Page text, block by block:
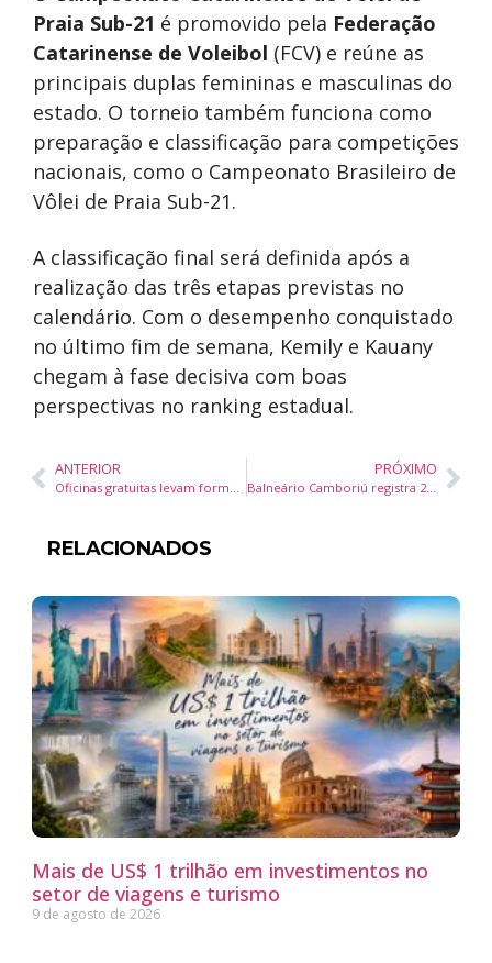
Praia Sub-21 é promovido pela Federação
Catarinense de Voleibol (FCV) e reúne as
principais duplas femininas e masculinas do
estado. O torneio também funciona como
preparação e classificação para competições
nacionais, como o Campeonato Brasileiro de
Vôlei de Praia Sub-21.
A classificação final será definida após a
realização das três etapas previstas no
calendário. Com o desempenho conquistado
no último fim de semana, Kemily e Kauany
chegam à fase decisiva com boas
perspectivas no ranking estadual.
ANTERIOR
Oficinas gratuitas levam formação em acessibilidade cultural à Casa da Cultura de Itajaí
PRÓXIMO
Balneário Camboriú registra 24,8 milímetros de chuva e Defesa Civil mantém monitoramento preventivo
RELACIONADOS
Mais de US$ 1 trilhão em investimentos no
setor de viagens e turismo
9 de agosto de 2026